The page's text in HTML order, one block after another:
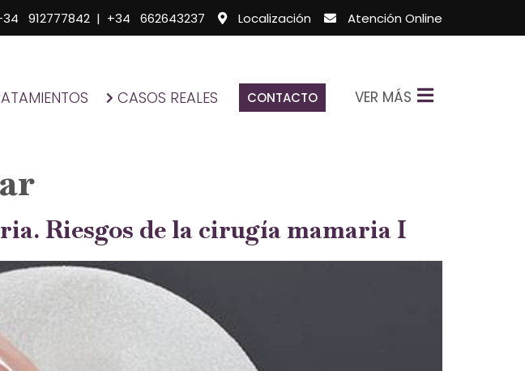
912777842 | +34 662643237 Localización Atención Online
CASOS REALES CONTACTO VER MÁS
Riesgos de la cirugía mamaria I